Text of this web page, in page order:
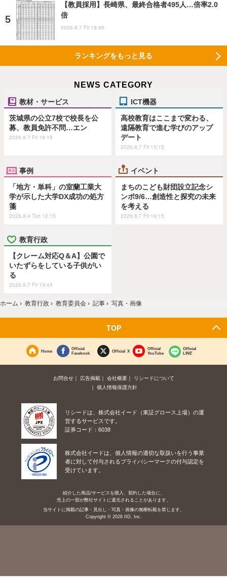
【教員採用】長崎県、最終合格者495人…倍率2.0
倍
2026.8.7 Fri 18:45
ランキングをもっと見る
NEWS CATEGORY
教材・サービス
茨城県の公立7校で校長を公
募、教員免許不問…エン
2026.8.7 Fri 19:15
ICT機器
高校教育はここまで変わる、
遠隔教育で進む学びのアップ
デート
2026.8.7 Fri 15:15
事例
「地方・単科」の室蘭工業大
学が示した大学DX成功の処方
箋
2026.8.4 Tue 12:15
イベント
まちのこども財団設立記念シ
ンポ9/6…創造性と探究の未来
を考える
2026.8.7 Fri 16:15
教育行政
【クレーム対応Q＆A】公園で
いたずらをしている子供がい
る
2026.8.7 Fri 19:45
ホーム › 教育行政 › 教育委員会 › 記事 › 写真・画像
TOP
Home
Official
Facebook
Official X
Official
YouTube
Official
LINE
お問合せ 広告掲載 会社概要
リシードについて
個人情報保護方針
リシードは、株式会社イード（東証グロース上場）の運
営するサービスです。
証券コード：6038
株式会社イードは、個人情報の適切な取扱いを行う事業
者に対して付与されるプライバシーマークの付与認定を
受けています。
紹介した商品/サービスを購入、契約した場合に、
売上の一部が弊社サイトに還元されることがあります。
当サイトに掲載の記事・見出し・写真・画像の無断転載を禁じます。
Copyright © 2026 IID, Inc.